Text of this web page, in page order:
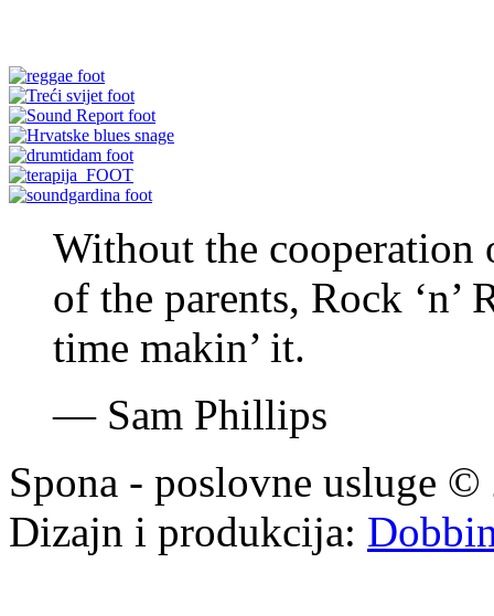
Without the cooperation
of the parents, Rock
time makin’ it.
—Sam Phillips
Spona - poslovne usluge
Dizajn i produkcija: